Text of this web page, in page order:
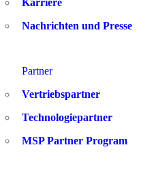
Karriere
Nachrichten und Presse
Partner
Vertriebspartner
Technologiepartner
MSP Partner Program